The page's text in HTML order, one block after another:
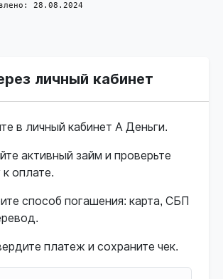
28.08.2024
личный кабинет
в личный кабинет А Деньги.
активный займ и проверьте
оплате.
способ погашения: карта, СБП
платеж и сохраните чек.